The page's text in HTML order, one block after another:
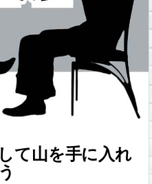
て山を手に入れ